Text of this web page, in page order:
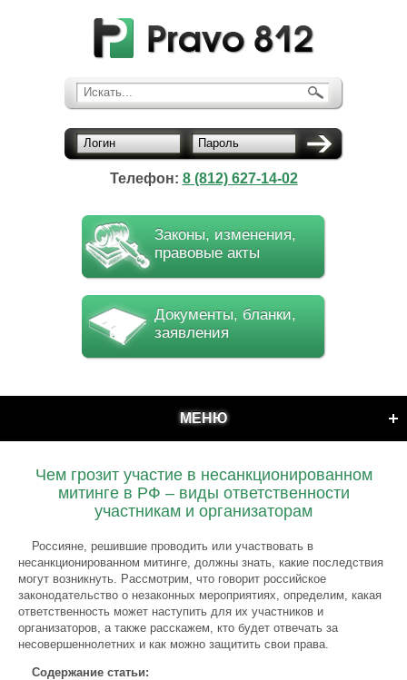
Искать...
Логин Пароль
Телефон: 8 (812) 627-14-02
Законы, изменения,
правовые акты
Документы, бланки,
заявления
МЕНЮ
Чем грозит участие в несанкционированном
митинге в РФ – виды ответственности
участникам и организаторам
Россияне, решившие проводить или участвовать в
несанкционированном митинге, должны знать, какие последствия
могут возникнуть. Рассмотрим, что говорит российское
законодательство о незаконных мероприятиях, определим, какая
ответственность может наступить для их участников и
организаторов, а также расскажем, кто будет отвечать за
несовершеннолетних и как можно защитить свои права.
Содержание статьи: